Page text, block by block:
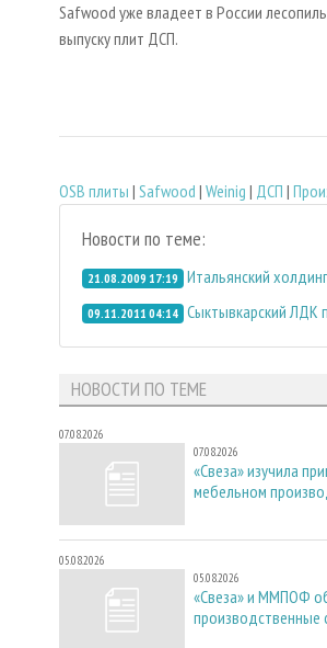
Safwood уже владеет в России
выпуску плит ДСП.
OSB плиты | Safwood | Weinig | ДСП |
Новости по теме:
21.08.2009 17:19 Итальянский
09.11.2011 04:14 Сыктывкарский ЛДК
НОВОСТИ ПО ТЕМЕ
07.08.2026
07.08.2026
«Свеза» изучила
мебельном
05.08.2026
05.08.2026
«Свеза» и ММПОФ
производственные